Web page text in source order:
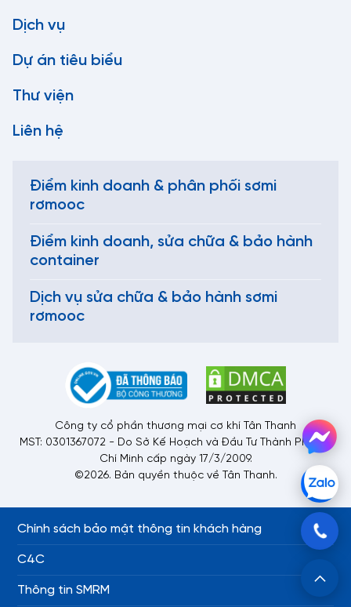
Dịch vụ
Dự án tiêu biểu
Thư viện
Liên hệ
Điểm kinh doanh & phân phối sơmi
rơmooc
Điểm kinh doanh, sửa chữa & bảo hành
container
Dịch vụ sửa chữa & bảo hành sơmi
rơmooc
Công ty cổ phần thương mại cơ khí Tân Thanh
MST: 0301367072 - Do Sở Kế Hoạch và Đầu Tư Thành Phố Hồ
Chí Minh cấp ngày 17/3/2009.
©2026. Bản quyền thuộc về Tân Thanh.
Chính sách bảo mật thông tin khách hàng
C4C
Thông tin SMRM